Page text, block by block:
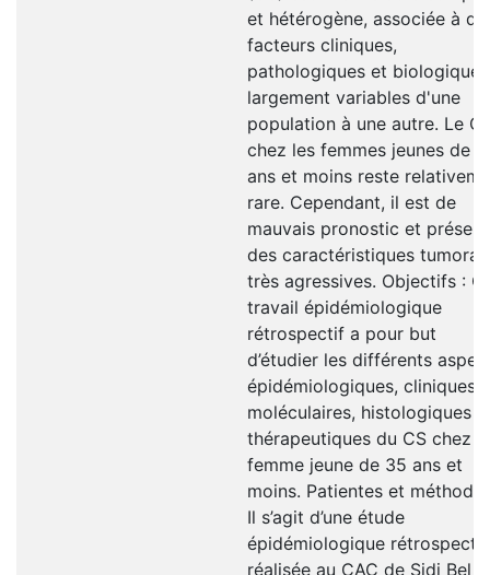
et hétérogène, associée à
facteurs cliniques,
pathologiques et biologiques
largement variables d'une
population à une autre. Le
chez les femmes jeunes de
ans et moins reste
rare. Cependant, il est de
mauvais pronostic et
des caractéristiques
très agressives. Objectifs :
travail épidémiologique
rétrospectif a pour but
d’étudier les différents
épidémiologiques, cliniques,
moléculaires, histologiques
thérapeutiques du CS chez la
femme jeune de 35 ans et
moins. Patientes et
Il s’agit d’une étude
épidémiologique
réalisée au CAC de Sidi Bel